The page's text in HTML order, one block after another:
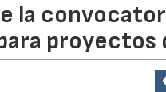
la
proyectos